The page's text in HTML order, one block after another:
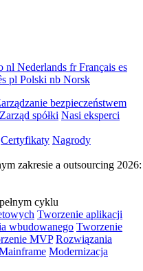
nl Nederlands frFrançais es
pl Polski nb Norsk
bezpieczeństwem
Zarząd spółki Nasi eksperci
Certyfikaty Nagrody
zakresie a outsourcing 2026:
cyklu
Tworzenie aplikacji
wbudowanego Tworzenie
MVP Rozwiązania
Modernizacja